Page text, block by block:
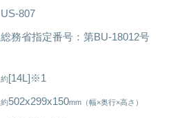
US-807
総務省指定番号：第BU-18012号
[14L]※1
502x299x150